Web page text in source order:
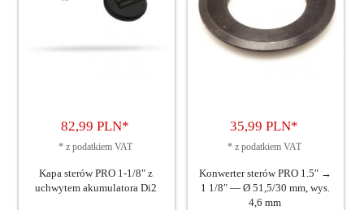
82,99 PLN*
* z podatkiem VAT
Kapa sterów PRO 1-1/8" z
uchwytem akumulatora Di2
35,99 PLN*
* z podatkiem VAT
Konwerter sterów PRO 1.5″ →
1 1/8″ — Ø 51,5/30 mm, wys.
4,6 mm